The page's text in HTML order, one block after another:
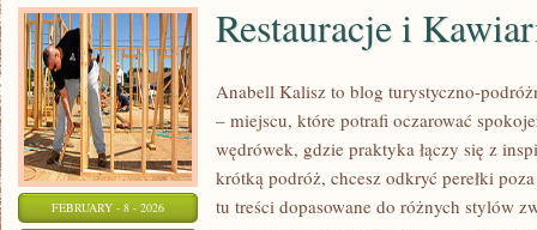
FEBRUARY - 8 - 2026
Restauracje i
Anabell Kalisz to blog turystyczno-
– miejscu, które potrafi oczarować
wędrówek, gdzie praktyka łączy się z
krótką podróż, chcesz odkryć perełki
tu treści dopasowane do różnych stylów